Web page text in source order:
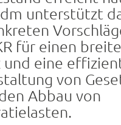
unterstützt
für einen
und eine
von
Abbau von